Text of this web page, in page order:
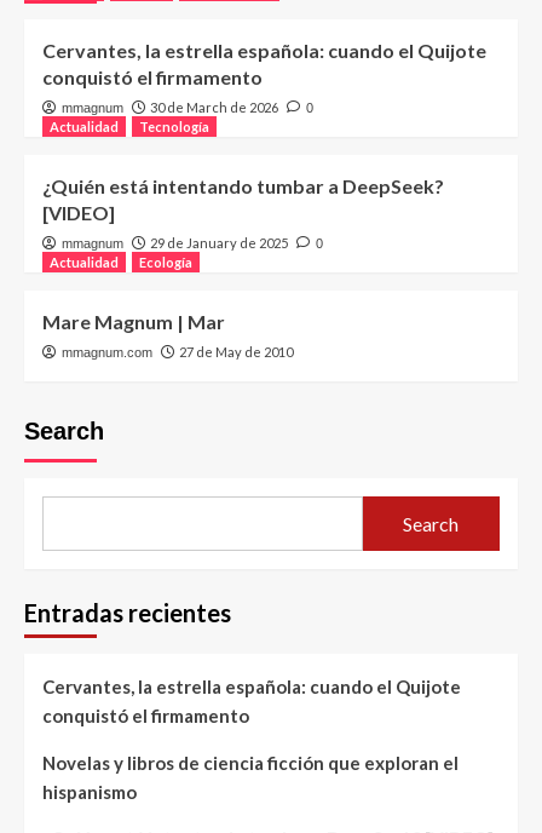
Cervantes, la estrella española: cuando el Quijote
conquistó el firmamento
mmagnum 30 de March de 2026 0
Actualidad Tecnología
¿Quién está intentando tumbar a DeepSeek?
[VIDEO]
mmagnum 29 de January de 2025 0
Actualidad Ecología
Mare Magnum | Mar
mmagnum.com 27 de May de 2010
Search
Search
Entradas recientes
Cervantes, la estrella española: cuando el Quijote
conquistó el firmamento
Novelas y libros de ciencia ficción que exploran el
hispanismo